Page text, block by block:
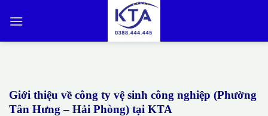
qua
Giới thiệu về công ty vệ sinh công nghiệp (Phường
Tân Hưng – Hải Phòng) tại KTA